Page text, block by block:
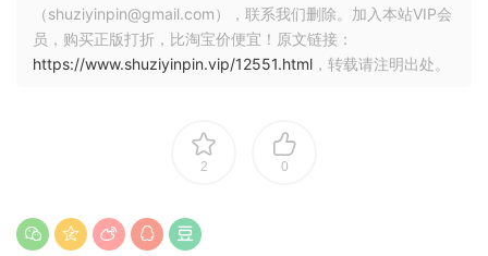
（shuziyinpin@gmail.com），联系我们删除。加入本站VIP会
员，购买正版打折，比淘宝价便宜！原文链接：
https://www.shuziyinpin.vip/12551.html ，转载请注明出处。
2 0